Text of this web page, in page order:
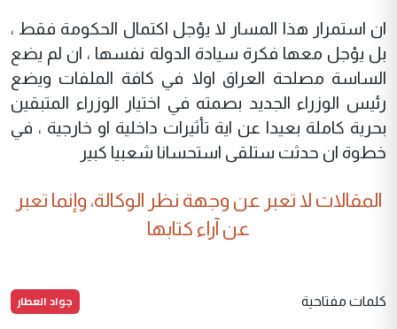
ان استمرار هذا المسار لا يؤجل اكتمال الحكومة فقط ،
بل يؤجل معها فكرة سيادة الدولة نفسها ، ان لم يضع
الساسة مصلحة العراق اولا في كافة الملفات ويضع
رئيس الوزراء الجديد بصمته في اختيار الوزراء المتبقين
بحرية كاملة بعيدا عن اية تأثيرات داخلية او خارجية ، في
خطوة ان حدثت ستلقى استحسانا شعبيا كبير
المقالات لا تعبر عن وجهة نظر الوكالة، وإنما تعبر
عن آراء كتابها
كلمات مفتاحية جواد العطار